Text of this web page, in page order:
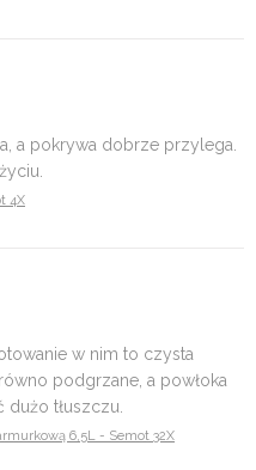
a pokrywa dobrze przylega.
4X
w nim to czysta
podgrzane, a powłoka
dużo tłuszczu.
6,5L - Semot 32X